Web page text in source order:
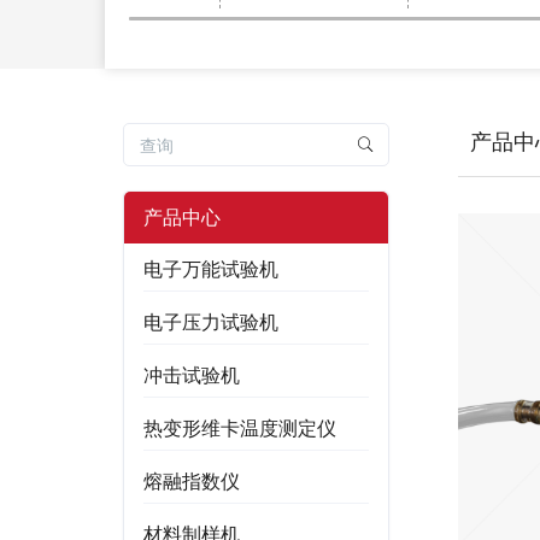
产品
产品中心
电子万能试验机
电子压力试验机
冲击试验机
热变形维卡温度测定仪
熔融指数仪
材料制样机